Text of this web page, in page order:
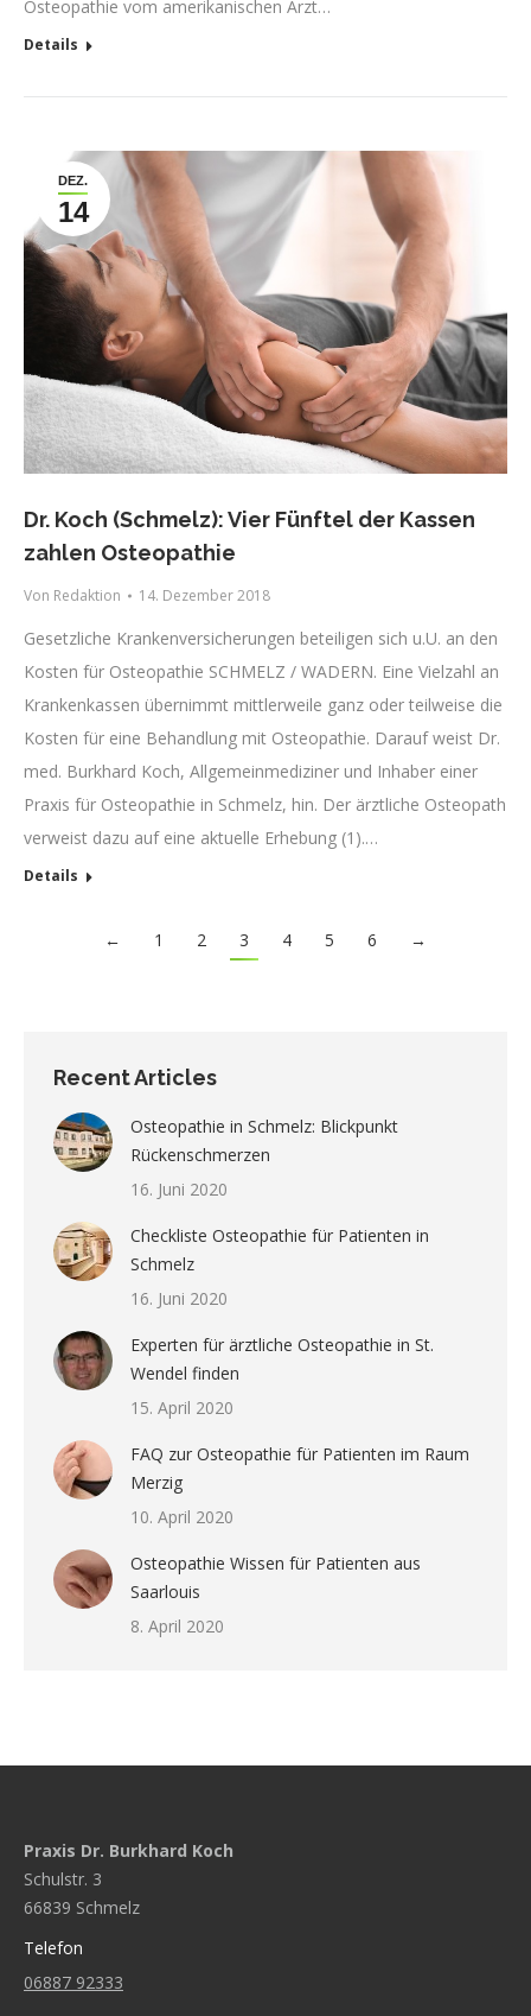
Osteopathie vom amerikanischen Arzt…
Details
DEZ.
14
Dr. Koch (Schmelz): Vier Fünftel der Kassen
zahlen Osteopathie
Von Redaktion 14. Dezember 2018
Gesetzliche Krankenversicherungen beteiligen sich u.U. an den
Kosten für Osteopathie SCHMELZ / WADERN. Eine Vielzahl an
Krankenkassen übernimmt mittlerweile ganz oder teilweise die
Kosten für eine Behandlung mit Osteopathie. Darauf weist Dr.
med. Burkhard Koch, Allgemeinmediziner und Inhaber einer
Praxis für Osteopathie in Schmelz, hin. Der ärztliche Osteopath
verweist dazu auf eine aktuelle Erhebung (1).…
Details
← 1 2 3 4 5 6 →
Recent Articles
Osteopathie in Schmelz: Blickpunkt
Rückenschmerzen
16. Juni 2020
Checkliste Osteopathie für Patienten in
Schmelz
16. Juni 2020
Experten für ärztliche Osteopathie in St.
Wendel finden
15. April 2020
FAQ zur Osteopathie für Patienten im Raum
Merzig
10. April 2020
Osteopathie Wissen für Patienten aus
Saarlouis
8. April 2020
Praxis Dr. Burkhard Koch
Schulstr. 3
66839 Schmelz
Telefon
06887 92333